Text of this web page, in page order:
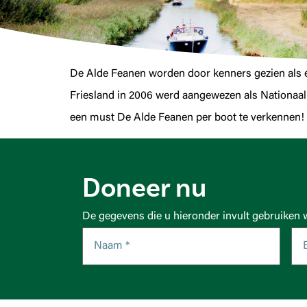
De Alde Feanen worden door kenners gezien
Friesland in 2006 werd aangewezen als
een must De Alde Feanen per boot te verkennen!
Doneer nu
De gegevens die u hieronder invult